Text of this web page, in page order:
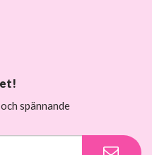
spännande